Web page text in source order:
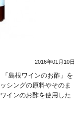
2016年01月10日
島根ワインのお酢」を
シングの原料やそのま
インのお酢を使用した